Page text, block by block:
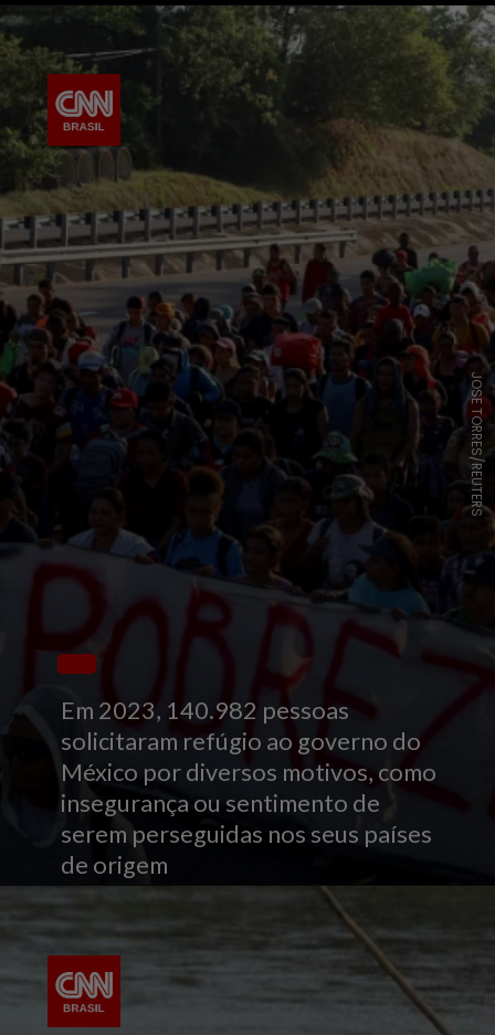
Em 2023, 140.982 pessoas
solicitaram refúgio ao governo do
México por diversos motivos, como
insegurança ou sentimento de
serem perseguidas nos seus países
de origem
JOSE TORRES/REUTERS